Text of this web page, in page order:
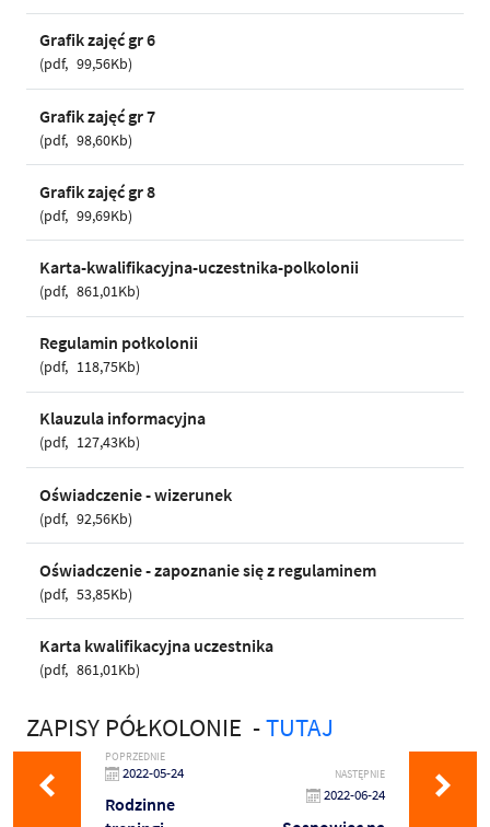
Grafik zajęć gr 6
pdf 99,56Kb
Grafik zajęć gr 7
pdf 98,60Kb
Grafik zajęć gr 8
pdf 99,69Kb
Karta-kwalifikacyjna-uczestnika-polkolonii
pdf 861,01Kb
Regulamin połkolonii
pdf 118,75Kb
Klauzula informacyjna
pdf 127,43Kb
Oświadczenie - wizerunek
pdf 92,56Kb
Oświadczenie - zapoznanie się z regulaminem
pdf 53,85Kb
Karta kwalifikacyjna uczestnika
pdf 861,01Kb
ZAPISY PÓŁKOLONIE -TUTAJ
POPRZEDNIE
2022-05-24
Rodzinne
NASTĘPNIE
2022-06-24